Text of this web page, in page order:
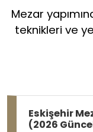
Mezar
teknikleri ve
Eskişehir
(2026